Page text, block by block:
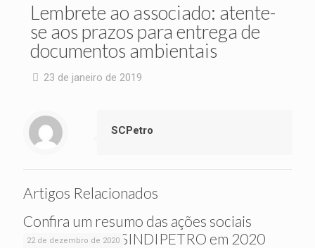
Lembrete ao associado: atente-
se aos prazos para entrega de
documentos ambientais
23 de janeiro de 2019
SCPetro
Artigos Relacionados
22 de dezembro de 2020
Confira um resumo das ações sociais
realizadas pelo SINDIPETRO em 2020